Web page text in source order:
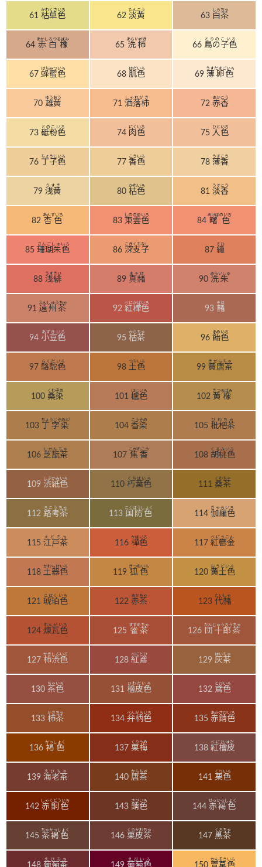
61枯草色
かれくさいろ
62 淡黄
たんこう
63 白茶
しらちゃ
64 赤白橡
あかしろつるばみ
65 洗柿
あらいがき
66 鳥の子色
とりのこいろ
67蜂蜜色
はちみついろ
68 肌色
はだいろ
69 薄卵色
うすたまごいろ
70 雄黄
ゆうおう
71 洒落柿
しゃれがき
72 赤香
あかこう
73砥粉色
とのこいろ
74 肉色
にくいろ
75 人色
ひといろ
76 丁子色
ちょうじいろ
77 香色
こういろ
78 薄香
うすこう
79浅黄
うすき
80 枯色
かれいろ
81 淡香
うすこう
82 杏色
あんずいろ
83 東雲色
しののめいろ
84 曙色
あけぼのいろ
85珊瑚朱色
さんごしゅいろ
86 深支子
こきくちなし
87 纁
そひ
88浅緋
うすきひ
89 真赭
まそほ
90 洗朱
あらいしゅ
91遠州茶
えんしゅうちゃ
92 紅樺色
べにかばいろ
93 赭
そほ
94 小豆色
あずきいろ
95 枯茶
からちゃ
96 飴色
あめいろ
97 駱駝色
らくだいろ
98 土色
つちいろ
99 黄唐茶
きがらちゃ
100桑染
くわぞめ
101 櫨色
はじいろ
102 黄橡
きつるばみ
103 丁字染
ちょうじぞめ47
104 香染
こうぞめ
105 枇杷茶
びわちゃ
106 芝翫茶
しかんちゃ
107 焦香
こがれこう
108 胡桃色
くるみいろ
109 渋紙色
しぶかみいろ
110 朽葉色
くちばいろ
111 桑茶
くわちゃ
112 路考茶
ろこうちゃ
113 国防色
こくぼうしょく
114 伽羅色
きゃらいろ
115江戸茶
えどちゃ
116 樺色
かばいろ
117 紅鬱金
べにうこん
118 土器色
かわらけいろ
119 狐色
きつねいろ
120 黄土色
おうどいろ
121琥珀色
こはくいろ
122 赤茶
あかちゃ
123 代赭
たいしゃ
124煉瓦色
れんがいろ
125 雀茶
すずめちゃ
126 団十郎茶
だんじゅうろうちゃ
127 柿渋色
かきしぶいろ
128 紅鳶
べにとび
129 灰茶
はいちゃ
130茶色
ちゃいろ
131 檜皮色
ひわだいろ
132 鳶色
とびいろ
133 柿茶
かきちゃ
134 弁柄色
べんがらいろ
135 赤錆色
あかさびいろ
136 褐色
かっしょく
137 栗梅
くりうめ
138 紅檜皮
べにひはだ
139海老茶
えびちゃ
140 唐茶
からちゃ
141 栗色
くりいろ
142赤銅色
しゃくどういろ
143 錆色
さびいろ
144 赤褐色
せっかっしょく
145茶褐色
ちゃかっしょく
146 栗皮茶
くりかわちゃ
147 黒茶
くろちゃ
148葡萄茶
えびちゃ
149 葡萄色
えびいろ
150 萱草色
かんぞういろ